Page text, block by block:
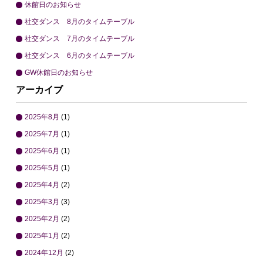
休館日のお知らせ
社交ダンス 8月のタイムテーブル
社交ダンス 7月のタイムテーブル
社交ダンス 6月のタイムテーブル
GW休館日のお知らせ
アーカイブ
2025年8月 (1)
2025年7月 (1)
2025年6月 (1)
2025年5月 (1)
2025年4月 (2)
2025年3月 (3)
2025年2月 (2)
2025年1月 (2)
2024年12月 (2)